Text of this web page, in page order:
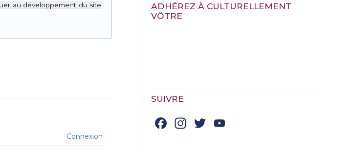
au développement du site
Connexion
ADHÉREZ À CULTURELLEMENT
VÔTRE
SUIVRE
Facebook
Instagram
Twitter